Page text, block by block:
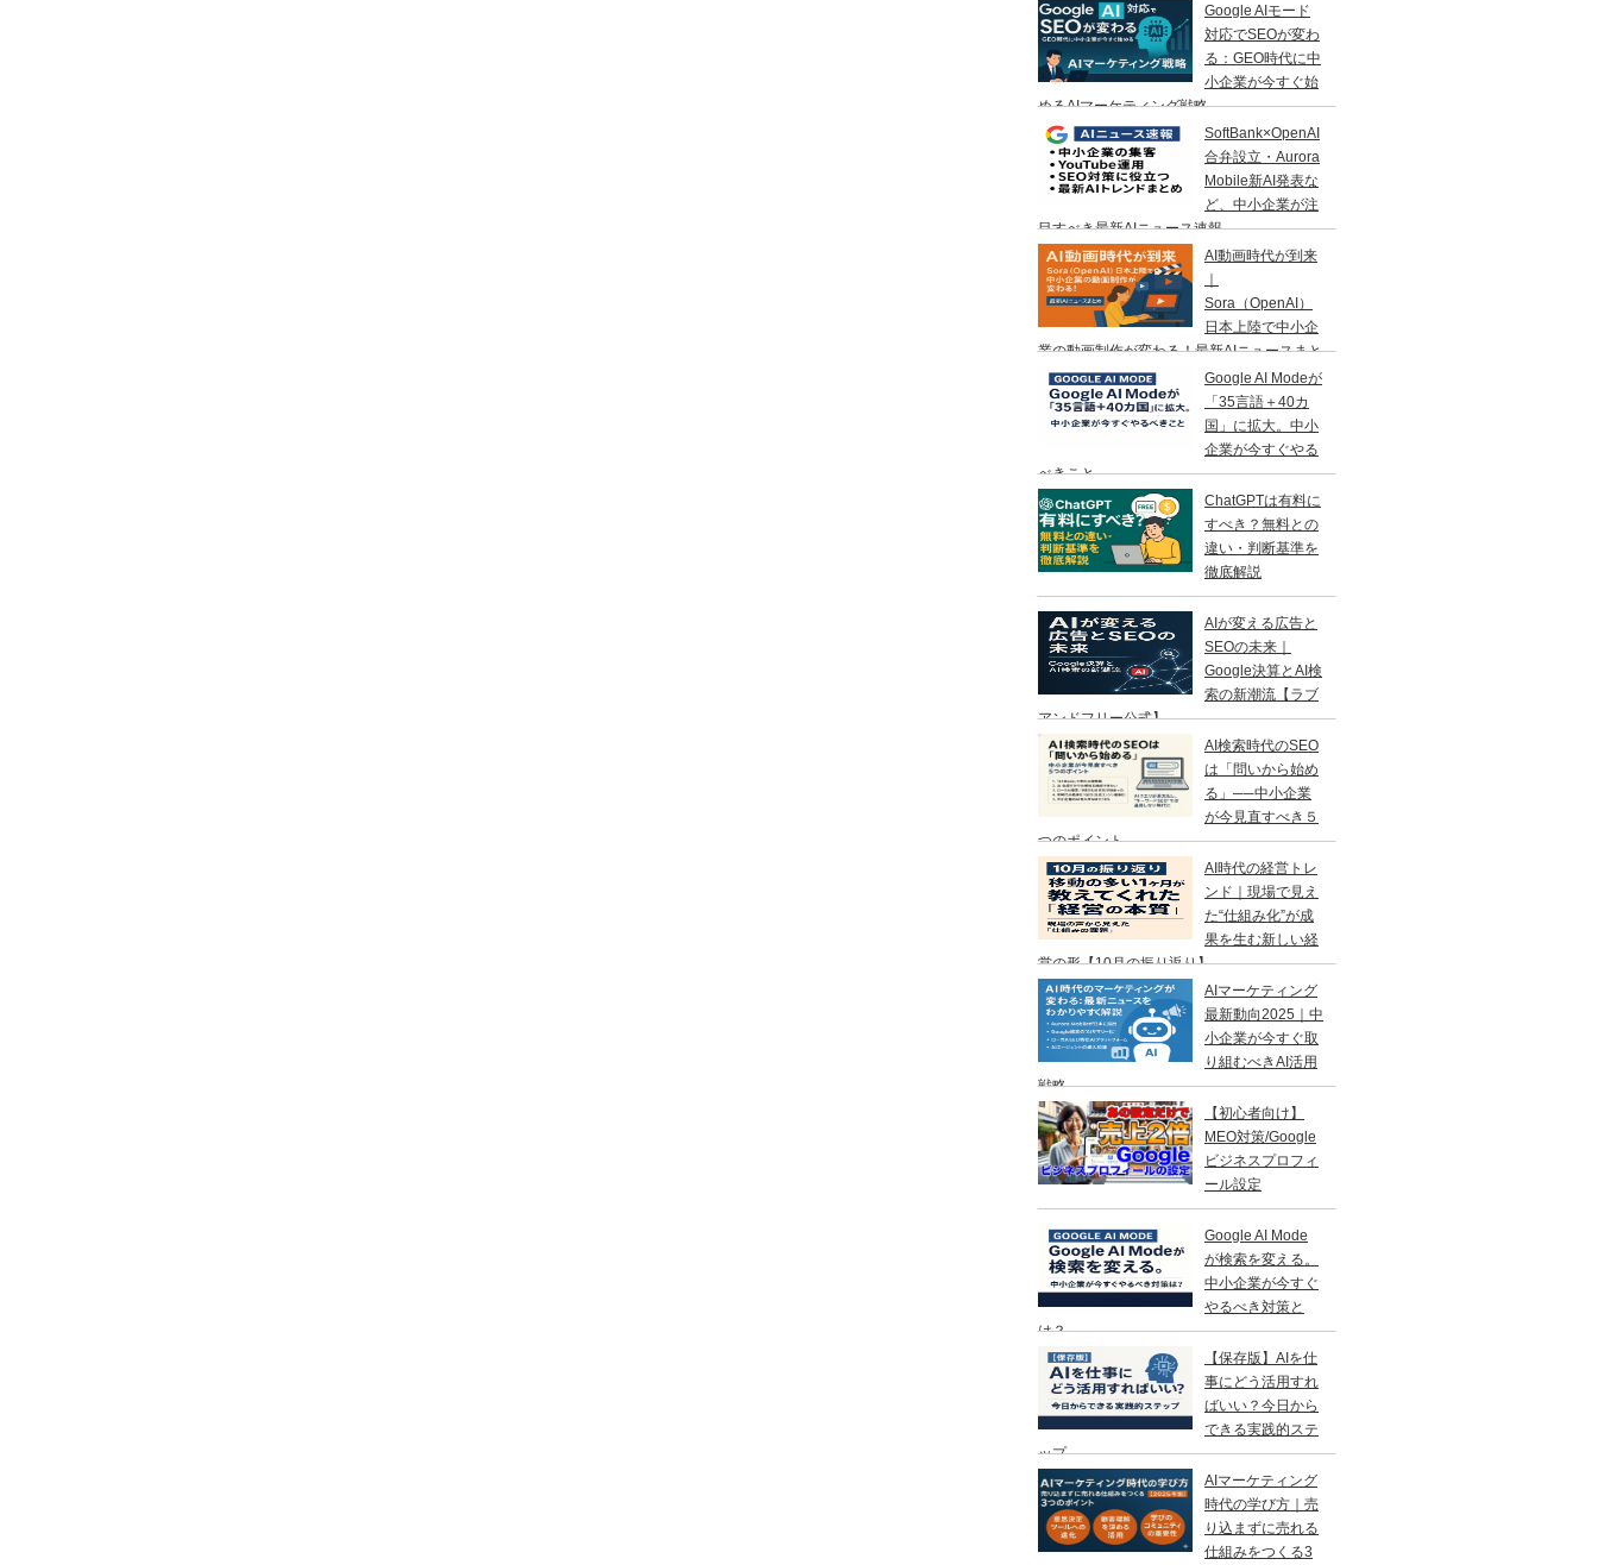
Google AIモード
対応でSEOが変わ
る：GEO時代に中
小企業が今すぐ始
めるAIマーケティング戦略
SoftBank×OpenAI
合弁設立・Aurora
Mobile新AI発表な
ど、中小企業が注
目すべき最新AIニュース速報
AI動画時代が到来
Sora（OpenAI）
日本上陸で中小企
業の動画制作が変わる！最新AIニュースまと
め
Google AI Modeが
「35言語＋40カ
国」に拡大。中小
企業が今すぐやる
べきこと
ChatGPTは有料に
すべき？無料との
違い・判断基準を
徹底解説
AIが変える広告と
SEOの未来｜
Google決算とAI検
索の新潮流【ラブ
アンドフリー公式】
AI検索時代のSEO
は「問いから始め
る」──中小企業
が今見直すべき５
つのポイント
AI時代の経営トレ
ンド｜現場で見え
た“仕組み化”が成
果を生む新しい経
営の形【10月の振り返り】
AIマーケティング
最新動向2025｜中
小企業が今すぐ取
り組むべきAI活用
戦略
【初心者向け】
MEO対策/Google
ビジネスプロフィ
ール設定
Google AI Mode
が検索を変える。
中小企業が今すぐ
やるべき対策と
は？
【保存版】AIを仕
事にどう活用すれ
ばいい？今日から
できる実践的ステ
ップ
AIマーケティング
時代の学び方｜売
り込まずに売れる
仕組みをつくる3